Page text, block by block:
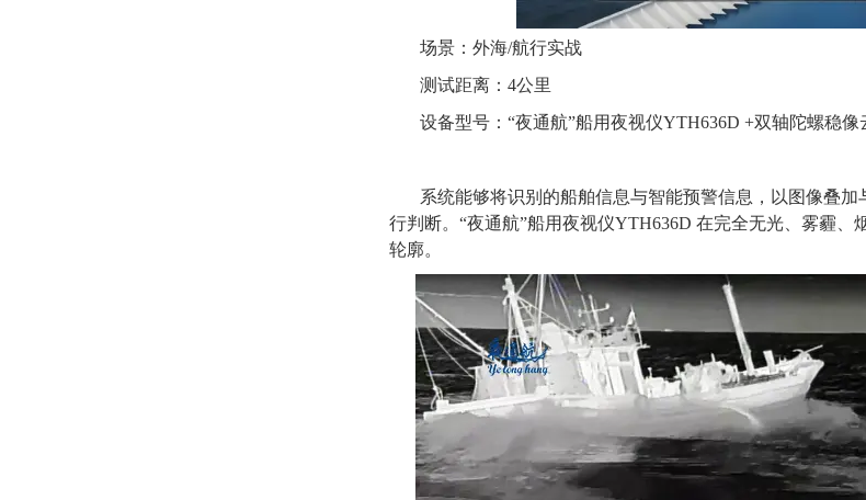
场景： 外海/航行实战
测试距离： 4公里
设备型号： “夜通航”船用夜视仪YTH636D +双轴陀螺稳像
系统能够将识别的船舶信息与智能预警信息，以图像叠加
行判断。 “夜通航”船用夜视仪YTH636D 在完全无光、 雾霾、
轮廓。